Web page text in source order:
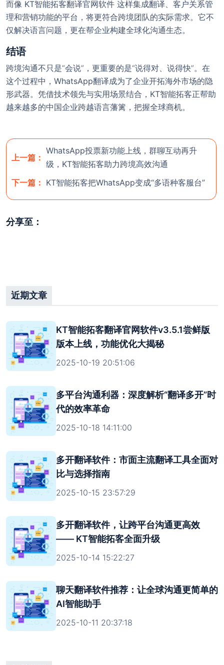
而像 KT智能拓客翻译官网软件 这样集成翻译、客户关系管
理和营销功能的平台，将更符合跨境团队的实际需求。它不
仅解决语言问题，更在帮企业构建全球化沟通生态。
结语
跨境沟通不只是“会说”，更重要的是“说得对、说得快”。在
这个过程中， WhatsApp翻译成为了企业开拓海外市场的隐
形武器。凭借技术领先与实用场景结合， KT智能拓客正帮助
越来越多的中国企业跨越语言藩篱，把握全球商机。
上一篇：
WhatsApp投票新功能上线，群聊互动再升
级，KT智能拓客助力跨境高效沟通
下一篇： KT智能拓客把WhatsApp变成“多语种客服台”
分享至：
近期文章
KT智能拓客翻译官网软件v3.5.1尝鲜版
版本上线，功能优化大揭秘
2025-10-19 20:51:06
多平台沟通利器：深度解析“翻译多开”时
代的效率革命
2025-10-18 14:11:00
多开翻译软件：市面主流翻译工具全面对
比与选择指南
2025-10-15 23:57:29
多开翻译软件，让跨平台沟通更高效
—— KT智能拓客全面升级
2025-10-14 15:22:27
聊天翻译软件推荐：让全球沟通更简单的
AI智能助手
2025-10-11 20:37:18
欢迎使用 KT智能拓客翻译（控
天智能拓客）
! 官网
使用前，请联系客服 开通后台。
小：115M）；稳定版 版本号为：v3.4.68（大小：
111.54M）若安装包大小与对应版本大小不符，则极
有可能为病毒版本。一定要在官方渠道中下
载！！！切记，切记，切记！！！